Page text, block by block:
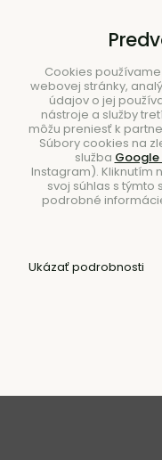
Hľadať
Úvod Doplnky
Modulárny
Nagel, set
Cookies
webovej stránky,
údajov o jej
nástroje a služby
môžu preniesť k
Súbory cookies na
služba Google
Instagram). Kliknutím
svoj súhlas s týmto
podrobné
Ukázať podrobnosti